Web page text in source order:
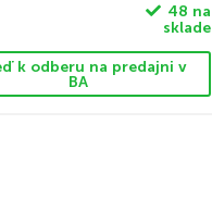
48 na
sklade
k odberu na predajni v
BA